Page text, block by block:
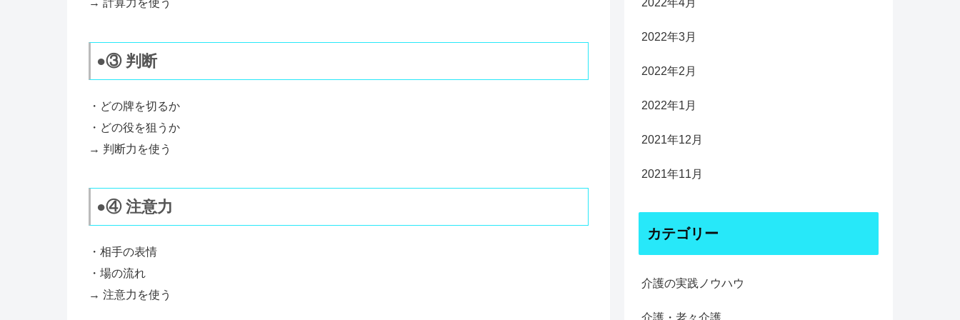
→ 計算力を使う
●③ 判断
・どの牌を切るか
・どの役を狙うか
→ 判断力を使う
●④ 注意力
・相手の表情
・場の流れ
→ 注意力を使う
2022年4月
2022年3月
2022年2月
2022年1月
2021年12月
2021年11月
カテゴリー
介護の実践ノウハウ
介護・老々介護